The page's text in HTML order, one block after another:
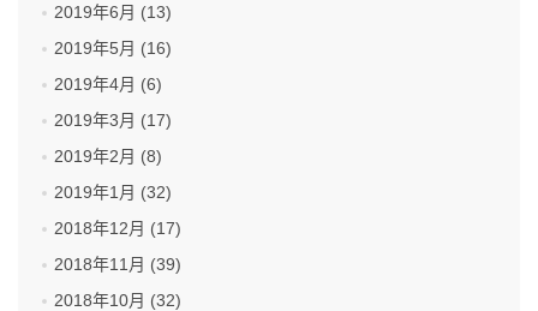
2019年6月 (13)
2019年5月 (16)
2019年4月 (6)
2019年3月 (17)
2019年2月 (8)
2019年1月 (32)
2018年12月 (17)
2018年11月 (39)
2018年10月 (32)